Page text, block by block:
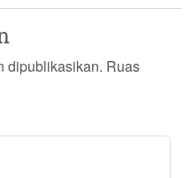
dipublikasikan. Ruas